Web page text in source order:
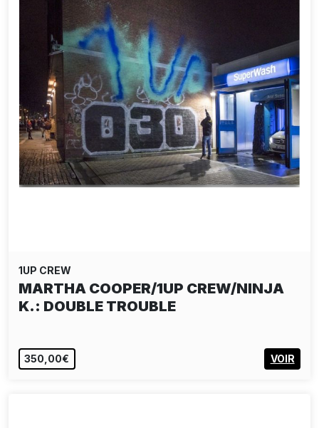
1UP CREW
MARTHA COOPER/1UP CREW/NINJA
K.: DOUBLE TROUBLE
350,00€ VOIR